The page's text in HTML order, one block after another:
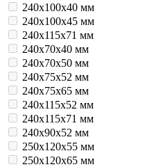
240x100x40 мм
240x100x45 мм
240x115x71 мм
240x70x40 мм
240x70x50 мм
240x75x52 мм
240x75x65 мм
240х115х52 мм
240х115х71 мм
240х90х52 мм
250x120x55 мм
250x120x65 мм